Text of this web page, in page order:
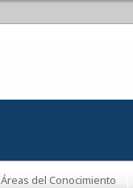
Áreas del Conocimiento